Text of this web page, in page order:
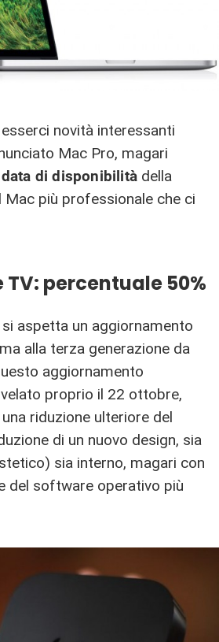
novità interessanti
Mac Pro, magari
di disponibilità della
Mac più professionale che ci
percentuale 50%
aspetta un aggiornamento
alla terza generazione da
aggiornamento
proprio il 22 ottobre,
riduzione ulteriore del
di un nuovo design, sia
sia interno, magari con
del software operativo più